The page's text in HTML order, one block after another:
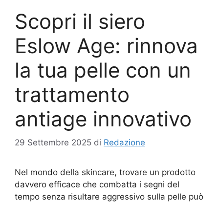
Scopri il siero
Eslow Age: rinnova
la tua pelle con un
trattamento
antiage innovativo
29 Settembre 2025 di Redazione
Nel mondo della skincare, trovare un prodotto
davvero efficace che combatta i segni del
tempo senza risultare aggressivo sulla pelle può